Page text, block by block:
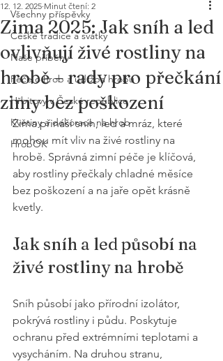
Všechny příspěvky
České tradice a svátky
Naše příběhy
Péče o hrob a údržba hrobu
Hřbitovy v České republice
Květiny a dekorace na hrob
HrobOK
Zima 2025: Jak sníh a led
ovlivňují živé rostliny na
hrobě – rady pro přečkání
zimy bez poškození
12. 12. 2025 Minut čtení: 2
Zima přináší sníh, led a mráz, které
mohou mít vliv na živé rostliny na
hrobě. Správná zimní péče je klíčová,
aby rostliny přečkaly chladné měsíce
bez poškození a na jaře opět krásně
kvetly.
Jak sníh a led působí na
živé rostliny na hrobě
Sníh působí jako přírodní izolátor,
pokrývá rostliny i půdu. Poskytuje
ochranu před extrémními teplotami a
vysycháním. Na druhou stranu,